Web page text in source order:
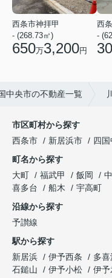
西条市神拝甲
- (268.73㎡)
650万3,200円
西
-
中央市の不動産一覧
市区町村から探す
西条市
新居浜市
四
町名から探す
大町
福武甲 飯岡
喜多台
船木
宇高町
沿線から探す
予讃線
駅から探す
新居浜
伊予西条 多喜
石鎚山
伊予小松 伊予